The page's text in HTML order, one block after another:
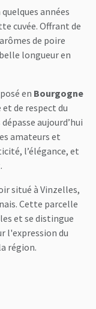
quelques années
cuvée. Offrant de
de poire
longueur en
en Bourgogne
de respect du
dépasse aujourd’hui
amateurs et
l’élégance, et
situé à Vinzelles,
Cette parcelle
et se distingue
l'expression du
région.